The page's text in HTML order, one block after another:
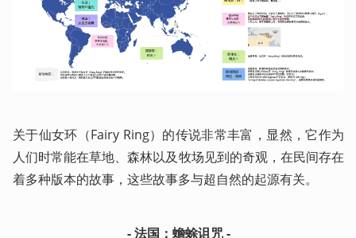
关于仙女环（Fairy Ring）的传说非常丰富，显然，它作为
人们时常能在草地、森林以及牧场见到的奇观，在民间存在
着多种版本的故事，这些故事多与超自然的起源有关。
- 法国：蟾蜍诅咒 -